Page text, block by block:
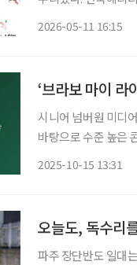
2026-05-11 16:15
‘브라보 마이 라
시니어 넘버원 미디
바탕으로 수준 높은
2025-10-15 13:31
오늘도, 독수리
파주 장단반도 일대